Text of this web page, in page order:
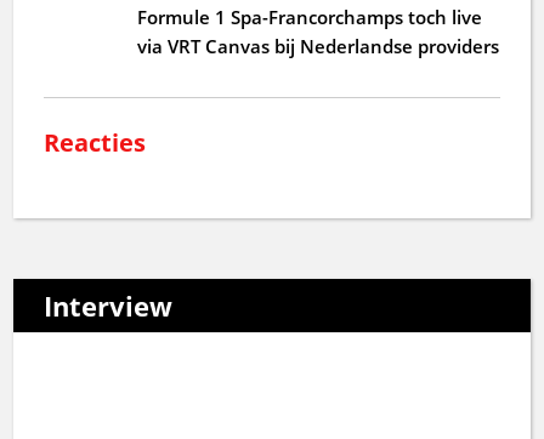
Formule 1 Spa-Francorchamps toch live
via VRT Canvas bij Nederlandse providers
Reacties
Interview